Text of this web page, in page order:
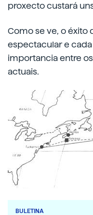
proxecto custará
Como se ve, o éxito
espectacular e
importancia entre
actuais.
BULETINA